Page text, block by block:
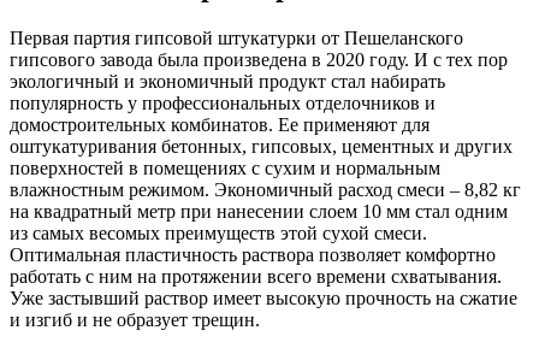
Первая партия гипсовой штукатурки от Пешеланского
гипсового завода была произведена в 2020 году. И с тех пор
экологичный и экономичный продукт стал набирать
популярность у профессиональных отделочников и
домостроительных комбинатов. Ее применяют для
оштукатуривания бетонных, гипсовых, цементных и других
поверхностей в помещениях с сухим и нормальным
влажностным режимом. Экономичный расход смеси – 8,82 кг
на квадратный метр при нанесении слоем 10 мм стал одним
из самых весомых преимуществ этой сухой смеси.
Оптимальная пластичность раствора позволяет комфортно
работать с ним на протяжении всего времени схватывания.
Уже застывший раствор имеет высокую прочность на сжатие
и изгиб и не образует трещин.